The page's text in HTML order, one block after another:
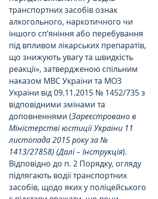
транспортних засобів ознак
алкогольного, наркотичного чи
іншого сп’яніння або перебування
під впливом лікарських препаратів,
що знижують увагу та швидкість
реакції», затвердженою спільним
наказом МВС України та МОЗ
України від 09.11.2015 № 1452/735 з
відповідними змінами та
доповненнями (Зареєстровано в
Міністерстві юстиції України 11
листопада 2015 року за №
1413/27858) (Далі – Інструкція).
Відповідно до п. 2 Порядку, огляду
підлягають водії транспортних
засобів, щодо яких у поліцейського